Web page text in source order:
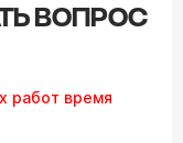
ВОПРОС
работ время